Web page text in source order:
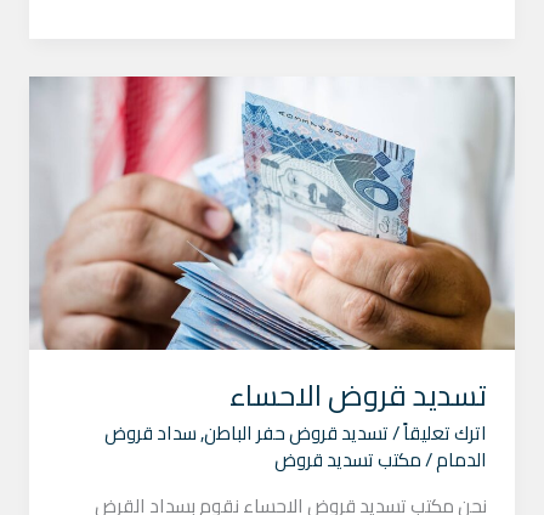
تسديد قروض الاحساء
اترك تعليقاً/تسديد قروض حفر الباطن,سداد قروض
الدمام/مكتب تسديد قروض
نحن مكتب تسديد قروض الاحساء نقوم بسداد القرض
تسديد
الاحساء